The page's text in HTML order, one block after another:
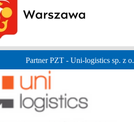
Partner PZT - Uni-logistics sp. z